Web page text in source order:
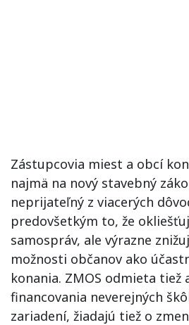
Zástupcovia miest a obcí
najmä na nový stavebný
neprijateľný z viacerých
predovšetkým to, že
samospráv, ale výrazne
možnosti občanov ako
konania. ZMOS odmieta tiež
financovania neverejných
zariadení, žiadajú tiež o